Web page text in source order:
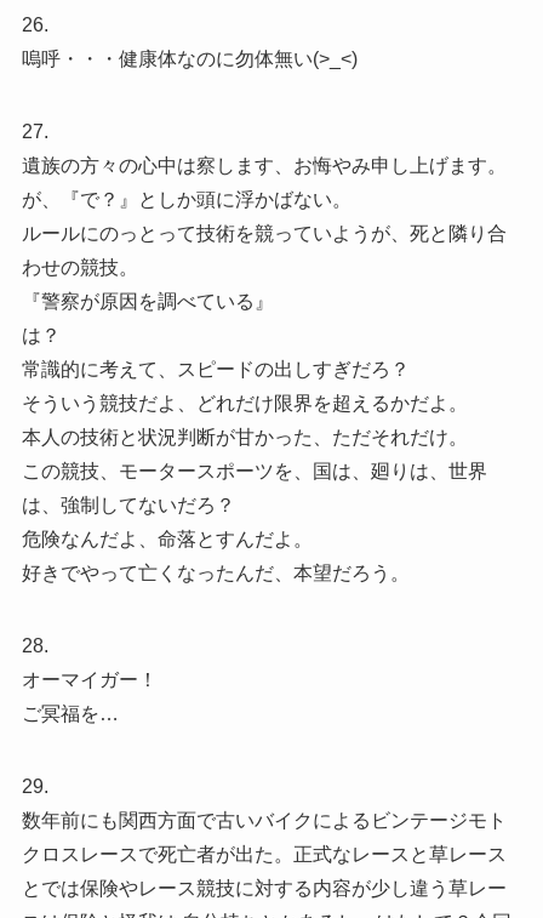
26.
嗚呼・・・健康体なのに勿体無い(>_<)
27.
遺族の方々の心中は察します、お悔やみ申し上げます。
が、『で？』としか頭に浮かばない。
ルールにのっとって技術を競っていようが、死と隣り合
わせの競技。
『警察が原因を調べている』
は？
常識的に考えて、スピードの出しすぎだろ？
そういう競技だよ、どれだけ限界を超えるかだよ。
本人の技術と状況判断が甘かった、ただそれだけ。
この競技、モータースポーツを、国は、廻りは、世界
は、強制してないだろ？
危険なんだよ、命落とすんだよ。
好きでやって亡くなったんだ、本望だろう。
28.
オーマイガー！
ご冥福を…
29.
数年前にも関西方面で古いバイクによるビンテージモト
クロスレースで死亡者が出た。正式なレースと草レース
とでは保険やレース競技に対する内容が少し違う草レー